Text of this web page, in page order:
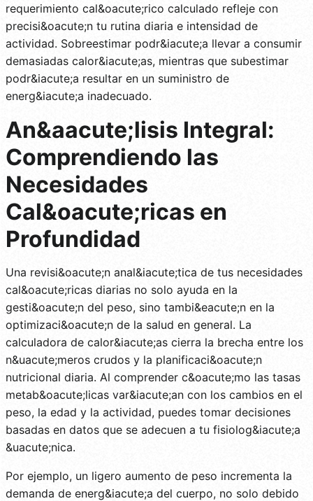
requerimiento cal&oacute;rico calculado refleje con
precisi&oacute;n tu rutina diaria e intensidad de
actividad. Sobreestimar podr&iacute;a llevar a consumir
demasiadas calor&iacute;as, mientras que subestimar
podr&iacute;a resultar en un suministro de
energ&iacute;a inadecuado.
An&aacute;lisis Integral:
Comprendiendo las
Necesidades
Cal&oacute;ricas en
Profundidad
Una revisi&oacute;n anal&iacute;tica de tus necesidades
cal&oacute;ricas diarias no solo ayuda en la
gesti&oacute;n del peso, sino tambi&eacute;n en la
optimizaci&oacute;n de la salud en general. La
calculadora de calor&iacute;as cierra la brecha entre los
n&uacute;meros crudos y la planificaci&oacute;n
nutricional diaria. Al comprender c&oacute;mo las tasas
metab&oacute;licas var&iacute;an con los cambios en el
peso, la edad y la actividad, puedes tomar decisiones
basadas en datos que se adecuen a tu fisiolog&iacute;a
&uacute;nica.
Por ejemplo, un ligero aumento de peso incrementa la
demanda de energ&iacute;a del cuerpo, no solo debido